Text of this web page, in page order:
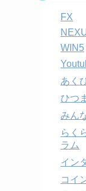
FX
WIN5
あく
ひつ
みん
らく
ラム
イン
コイ